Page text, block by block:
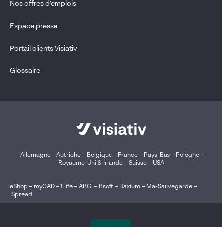
Nos offres d’emplois
Espace presse
Portail clients Visiativ
Glossaire
Allemagne– Autriche– Belgique – France– Pays-Bas– Pologne–
Royaume-Uni & Irlande– Suisse– USA
eShop – myCAD – 1Life – ABGi – Bsoft – Daxium – Ma-Sauvegarde –
Spread